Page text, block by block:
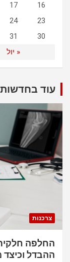
« יול
16
17
23
24
30
31
עוד
צרכנות
החלפה
ההבדל וכיצד